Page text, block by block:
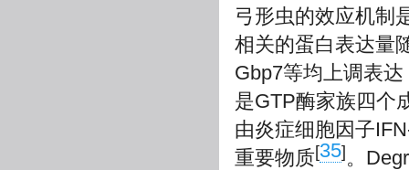
弓形虫的效应机制
相关的蛋白表达量
Gbp7等均上调表
是GTP酶家族四个
由炎症细胞因子
重要物质[35]。